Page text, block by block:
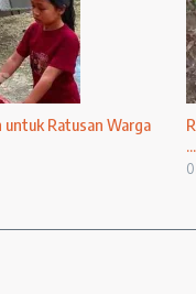
Ratusan Warga
...